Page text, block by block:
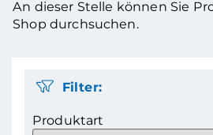
An dieser Stelle können Sie
Shop durchsuchen.
Filter:
Produktart